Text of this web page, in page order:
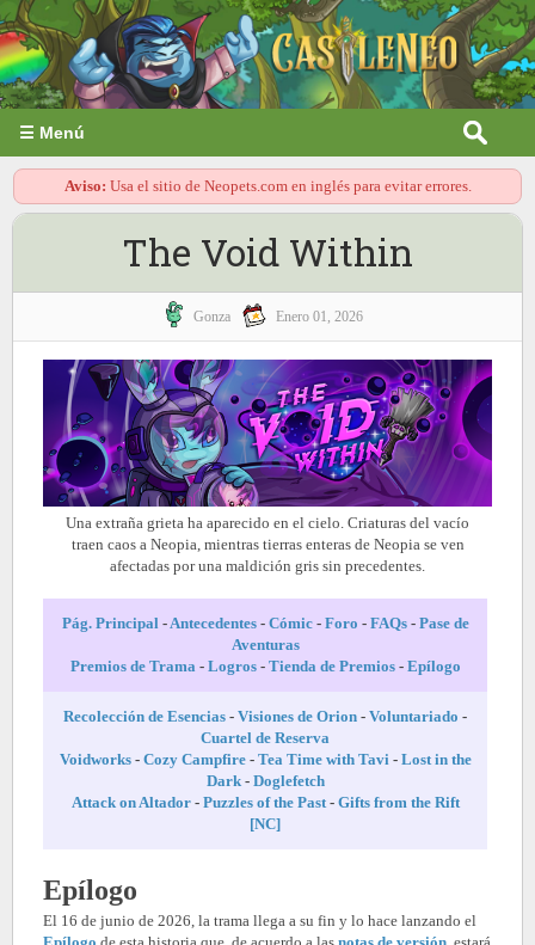
☰ Menú
Aviso: Usa el sitio de Neopets.com en inglés para evitar errores.
The Void Within
Gonza Enero 01, 2026
Una extraña grieta ha aparecido en el cielo. Criaturas del vacío
traen caos a Neopia, mientras tierras enteras de Neopia se ven
afectadas por una maldición gris sin precedentes.
Pág. Principal-Antecedentes- Cómic- Foro - FAQs- Pase de
Aventuras
Premios de Trama - Logros- Tienda de Premios- Epílogo
Recolección de Esencias - Visiones de Orion - Voluntariado -
Cuartel de Reserva
Voidworks- Cozy Campfire- Tea Time with Tavi- Lost in the
Dark- Doglefetch
Attack on Altador- Puzzles of the Past- Gifts from the Rift
[NC]
Epílogo
El 16 de junio de 2026, la trama llega a su fin y lo hace lanzando el